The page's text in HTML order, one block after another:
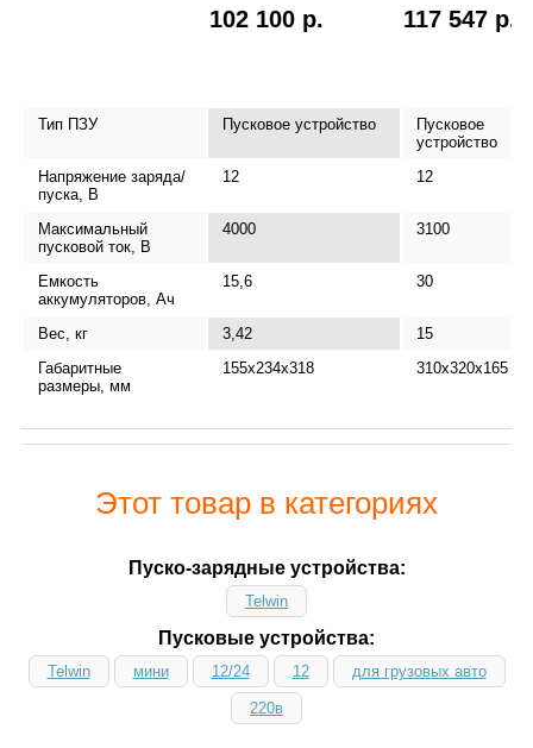
102 100 р. 117 547 р.
Тип ПЗУ Пусковое устройство
Пусковое
устройство
Напряжение заряда/
пуска, В
12 12
Максимальный
пусковой ток, В
4000 3100
Емкость
аккумуляторов, Ач
15,6 30
Вес, кг 3,42
15
Габаритные
размеры, мм
155x234x318 310х320х165
Этот товар в категориях
Пуско-зарядные устройства:
Telwin
Пусковые устройства:
Telwin мини 12/24 12 для грузовых авто
220в